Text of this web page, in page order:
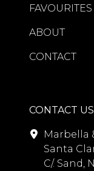
FAVOURITES
ABOUT
CONTACT
CONTACT US
Marbella
Santa
C/. Sand,